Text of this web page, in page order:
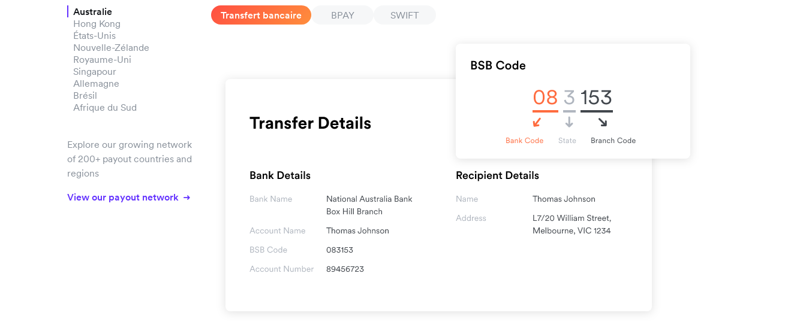
Australie
Hong Kong
États-Unis
Nouvelle-Zélande
Royaume-Uni
Singapour
Allemagne
Brésil
Afrique du Sud
Explore our growing network
of 200+ payout countries and
regions
View our payout network
Transfert bancaire BPAY SWIFT